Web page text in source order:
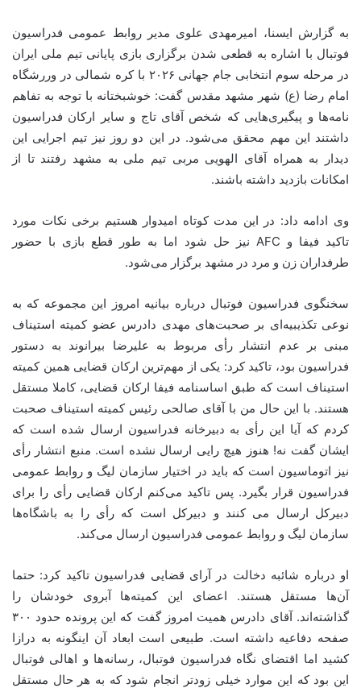
به گزارش ایسنا، امیرمهدی علوی مدیر روابط عمومی فدراسیون
فوتبال با اشاره به قطعی شدن برگزاری بازی پایانی تیم ملی ایران
در مرحله سوم انتخابی جام جهانی ۲۰۲۶ با کره شمالی در وررشگاه
امام رضا (ع) شهر مشهد مقدس گفت: خوشبختانه با توجه به تفاهم
نامه‌ها و پیگیری‌هایی که شخص آقای تاج و سایر ارکان فدراسیون
داشتند این مهم محقق می‌شود. در این دو روز نیز تیم اجرایی این
دیدار به همراه آقای الهویی مربی تیم ملی به مشهد رفتند تا از
امکانات بازدید داشته باشند.
وی ادامه داد: در این مدت کوتاه امیدوار هستیم برخی نکات مورد
تاکید فیفا و AFC نیز حل شود اما به طور قطع بازی با حضور
طرفداران زن و مرد در مشهد برگزار می‌شود.
سخنگوی فدراسیون فوتبال درباره بیانیه امروز این مجموعه که به
نوعی تکذیبیه‌ای بر صحبت‌های مهدی دادرس عضو کمیته استیناف
مبنی بر عدم انتشار رأی مربوط به علیرضا بیرانوند به دستور
فدراسیون بود، تاکید کرد: یکی از مهم‌ترین ارکان قضایی همین کمیته
استیناف است که طبق اساسنامه فیفا ارکان قضایی، کاملا مستقل
هستند. با این حال من با آقای صالحی رئیس کمیته استیناف صحبت
کردم که آیا این رأی به دبیرخانه فدراسیون ارسال شده است که
ایشان گفت نه! هنوز هیچ رایی ارسال نشده است. منبع انتشار رأی
نیز اتوماسیون است که باید در اختیار سازمان لیگ و روابط عمومی
فدراسیون قرار بگیرد. پس تاکید می‌کنم ارکان قضایی رأی را برای
دبیرکل ارسال می کنند و دبیرکل است که رأی را به باشگاه‌ها
سازمان لیگ و روابط عمومی فدراسیون ارسال می‌کند.
او درباره شائبه دخالت در آرای قضایی فدراسیون تاکید کرد: حتما
آن‌ها مستقل هستند. اعضای این کمیته‌ها آبروی خودشان را
گذاشته‌اند. آقای دادرس همیت امروز گفت که این پرونده حدود ۳۰۰
صفحه دفاعیه داشته است. طبیعی است ابعاد آن اینگونه به درازا
کشید اما اقتضای نگاه فدراسیون فوتبال، رسانه‌ها و اهالی فوتبال
این بود که این موارد خیلی زودتر انجام شود که به هر حال مستقل